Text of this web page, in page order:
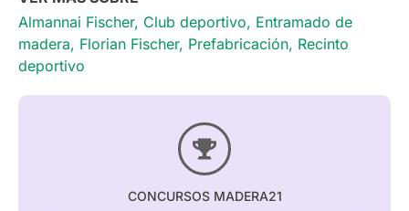
Almannai Fischer, Club deportivo, Entramado de
madera, Florian Fischer, Prefabricación, Recinto
deportivo
CONCURSOS MADERA21